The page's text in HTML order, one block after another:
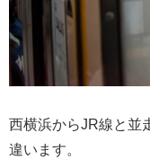
西横浜からJR線と並
違います。